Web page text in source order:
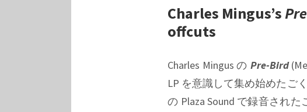
Charles Mingus’s
offcuts
Charles Mingus の Pre-Bird
LP を意識して集め始めたご
の Plaza Sound で録音され